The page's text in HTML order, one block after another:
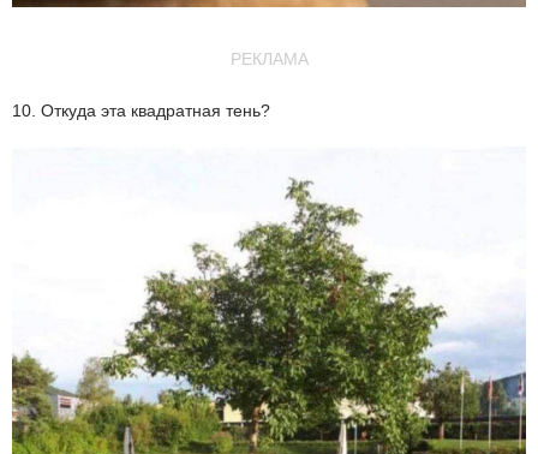
РЕКЛАМА
10. Откуда эта квадратная тень?